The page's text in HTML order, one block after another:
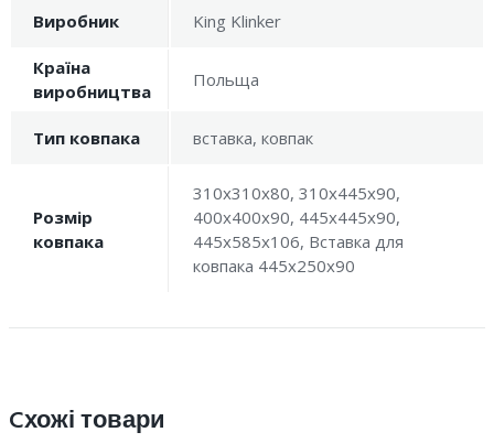
Виробник King Klinker
Країна
виробництва
Польща
Тип ковпака вставка, ковпак
Розмір
ковпака
310x310x80, 310x445x90,
400x400x90, 445x445x90,
445x585x106, Вставка для
ковпака 445x250x90
Cхожі товари